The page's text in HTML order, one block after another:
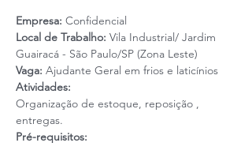
Empresa: Confidencial
Local de Trabalho: Vila Industrial/ Jardim
Guairacá - São Paulo/SP (Zona Leste)
Vaga: Ajudante Geral em frios e laticínios
Atividades:
Organização de estoque, reposição ,
entregas.
Pré-requisitos: